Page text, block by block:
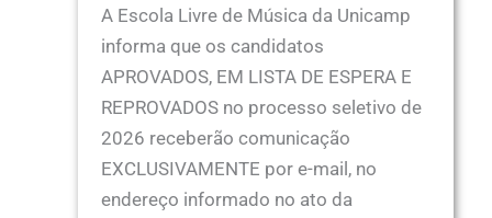
A Escola Livre de Música da Unicamp
informa que os candidatos
APROVADOS, EM LISTA DE ESPERA E
REPROVADOS no processo seletivo de
2026 receberão comunicação
EXCLUSIVAMENTE por e-mail, no
endereço informado no ato da